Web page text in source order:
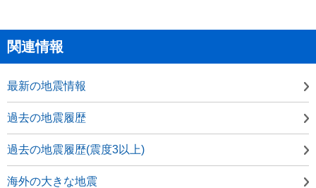
関連情報
最新の地震情報
過去の地震履歴
過去の地震履歴(震度3以上)
海外の大きな地震